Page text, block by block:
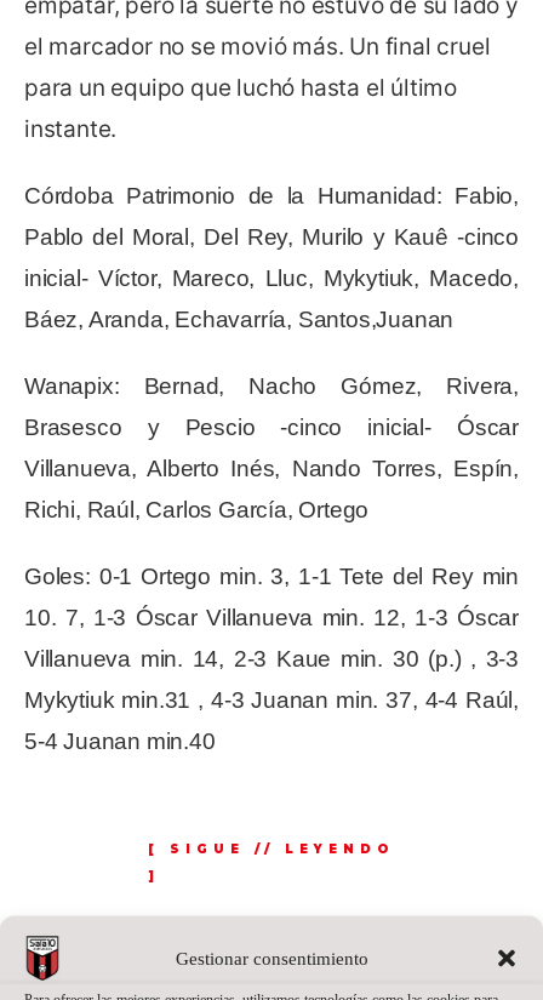
Gestionar consentimiento
empatar, pero la suerte no estuvo de su lado y
el marcador no se movió más. Un final cruel
para un equipo que luchó hasta el último
instante.
Córdoba Patrimonio de la Humanidad: Fabio,
Pablo del Moral, Del Rey, Murilo y Kauê -cinco
inicial- Víctor, Mareco, Lluc, Mykytiuk, Macedo,
Báez, Aranda, Echavarría, Santos,Juanan
Wanapix: Bernad, Nacho Gómez, Rivera,
Brasesco y Pescio -cinco inicial- Óscar
Villanueva, Alberto Inés, Nando Torres, Espín,
Richi, Raúl, Carlos García, Ortego
Goles: 0-1 Ortego min. 3, 1-1 Tete del Rey min
10. 7, 1-3 Óscar Villanueva min. 12, 1-3 Óscar
Villanueva min. 14, 2-3 Kaue min. 30 (p.) , 3-3
Mykytiuk min.31 , 4-3 Juanan min. 37, 4-4 Raúl,
5-4 Juanan min.40